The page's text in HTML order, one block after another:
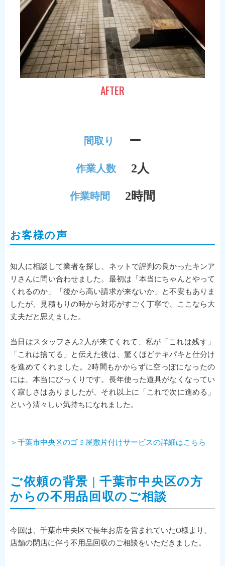
AFTER
間取り ー
作業人数 2人
作業時間 2時間
お客様の声
知人に相談して業者を探し、ネットで評判の良かったキンア
リさんに問い合わせました。最初は「本当にちゃんとやって
くれるのか」「後から高い請求が来ないか」と不安もありま
したが、見積もりの時から対応がすごく丁寧で、ここなら大
丈夫だと思えました。
当日はスタッフさん2人が来てくれて、私が「これは残す」
「これは捨てる」と伝えた後は、驚くほどテキパキと仕分け
を進めてくれました。2時間もかからずに空っぽになったの
には、本当にびっくりです。長年使った道具がなくなってい
く寂しさはありましたが、それ以上に「これで次に進める」
という清々しい気持ちになれました。
＞千葉市中央区のゴミ屋敷片付けサービスの詳細はこちら
ご依頼の背景 | 千葉市中央区の方
からの不用品回収のご相談
今回は、千葉市中央区で長年お店を営まれていたO様より、
店舗の閉店に伴う不用品回収のご相談をいただきました。